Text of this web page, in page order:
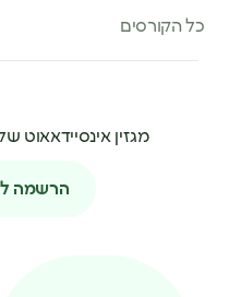
כל הקורסים
מגזין אינסיידאאוט
הרשמה